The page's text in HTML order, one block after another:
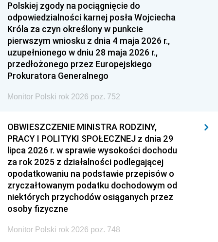
Polskiej zgody na pociągnięcie do
odpowiedzialności karnej posła Wojciecha
Króla za czyn określony w punkcie
pierwszym wniosku z dnia 4 maja 2026 r.,
uzupełnionego w dniu 28 maja 2026 r.,
przedłożonego przez Europejskiego
Prokuratora Generalnego
Monitor Polski rok 2026 poz. 752
OBWIESZCZENIE MINISTRA RODZINY,
PRACY I POLITYKI SPOŁECZNEJ z dnia 29
lipca 2026 r. w sprawie wysokości dochodu
za rok 2025 z działalności podlegającej
opodatkowaniu na podstawie przepisów o
zryczałtowanym podatku dochodowym od
niektórych przychodów osiąganych przez
osoby fizyczne
Monitor Polski rok 2026 poz. 748